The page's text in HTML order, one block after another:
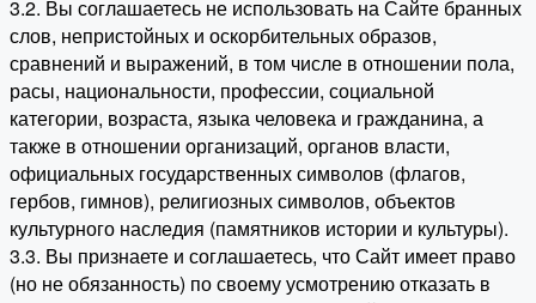
3.2. Вы соглашаетесь не использовать на Сайте бранных
слов, непристойных и оскорбительных образов,
сравнений и выражений, в том числе в отношении пола,
расы, национальности, профессии, социальной
категории, возраста, языка человека и гражданина, а
также в отношении организаций, органов власти,
официальных государственных символов (флагов,
гербов, гимнов), религиозных символов, объектов
культурного наследия (памятников истории и культуры).
3.3. Вы признаете и соглашаетесь, что Сайт имеет право
(но не обязанность) по своему усмотрению отказать в